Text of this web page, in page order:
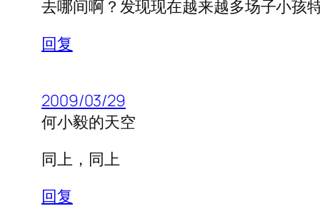
去哪间啊？发现现在越来越多场子小孩
回复
2009/03/29
何小毅的天空
同上，同上
回复